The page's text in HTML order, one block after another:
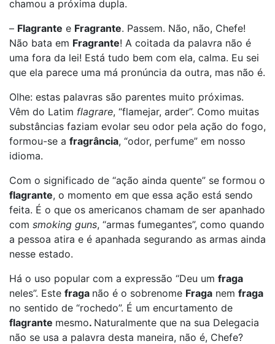
chamou a próxima dupla.
– Flagrante e Fragrante. Passem. Não, não, Chefe!
Não bata em Fragrante! A coitada da palavra não é
uma fora da lei! Está tudo bem com ela, calma. Eu sei
que ela parece uma má pronúncia da outra, mas não é.
Olhe: estas palavras são parentes muito próximas.
Vêm do Latim flagrare, “flamejar, arder”. Como muitas
substâncias faziam evolar seu odor pela ação do fogo,
formou-se a fragrância, “odor, perfume” em nosso
idioma.
Com o significado de “ação ainda quente” se formou o
flagrante, o momento em que essa ação está sendo
feita. É o que os americanos chamam de ser apanhado
com smoking guns, “armas fumegantes”, como quando
a pessoa atira e é apanhada segurando as armas ainda
nesse estado.
Há o uso popular com a expressão “Deu um fraga
neles”. Este fraga não é o sobrenome Fraga nem fraga
no sentido de “rochedo”. É um encurtamento de
flagrante mesmo. Naturalmente que na sua Delegacia
não se usa a palavra desta maneira, não é, Chefe?